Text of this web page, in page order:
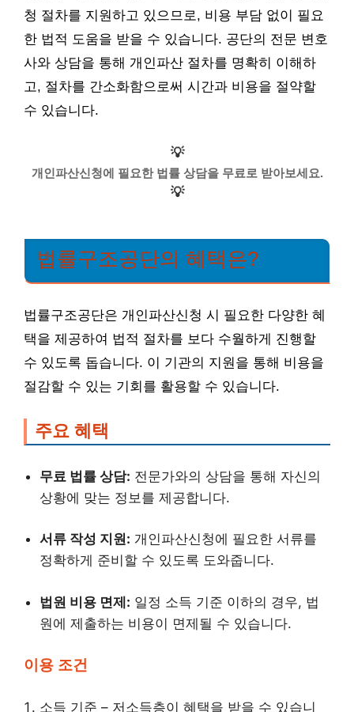
청 절차를 지원하고 있으므로, 비용 부담 없이 필요
한 법적 도움을 받을 수 있습니다. 공단의 전문 변호
사와 상담을 통해 개인파산 절차를 명확히 이해하
고, 절차를 간소화함으로써 시간과 비용을 절약할
수 있습니다.
💡
개인파산신청에 필요한 법률 상담을 무료로 받아보세요.
💡
법률구조공단의 혜택은?
법률구조공단은 개인파산신청 시 필요한 다양한 혜
택을 제공하여 법적 절차를 보다 수월하게 진행할
수 있도록 돕습니다. 이 기관의 지원을 통해 비용을
절감할 수 있는 기회를 활용할 수 있습니다.
주요 혜택
무료 법률 상담: 전문가와의 상담을 통해 자신의
상황에 맞는 정보를 제공합니다.
서류 작성 지원: 개인파산신청에 필요한 서류를
정확하게 준비할 수 있도록 도와줍니다.
법원 비용 면제: 일정 소득 기준 이하의 경우, 법
원에 제출하는 비용이 면제될 수 있습니다.
이용 조건
소득 기준 – 저소득층이 혜택을 받을 수 있습니